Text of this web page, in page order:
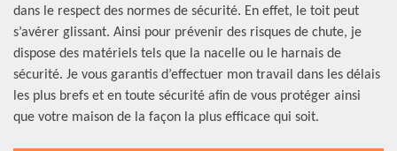
dans le respect des normes de sécurité. En effet, le toit peut
s’avérer glissant. Ainsi pour prévenir des risques de chute, je
dispose des matériels tels que la nacelle ou le harnais de
sécurité. Je vous garantis d’effectuer mon travail dans les délais
les plus brefs et en toute sécurité afin de vous protéger ainsi
que votre maison de la façon la plus efficace qui soit.